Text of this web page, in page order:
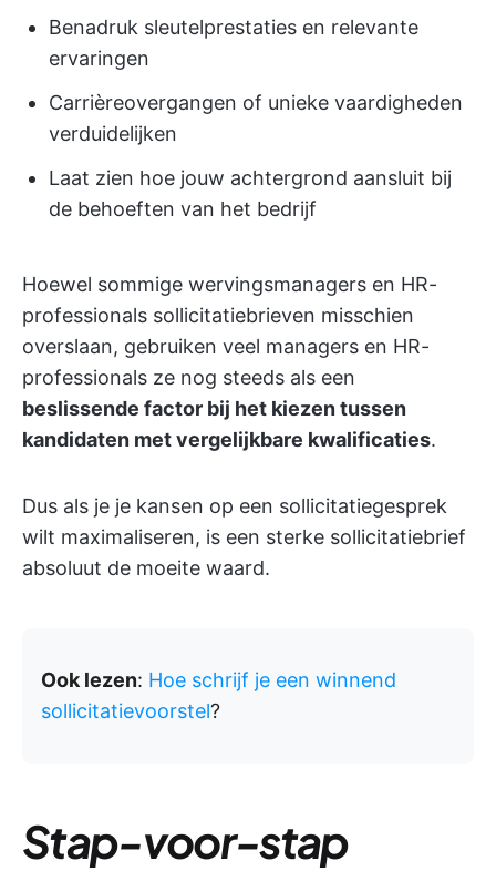
Benadruk sleutelprestaties en relevante
ervaringen
Carrièreovergangen of unieke vaardigheden
verduidelijken
Laat zien hoe jouw achtergrond aansluit bij
de behoeften van het bedrijf
Hoewel sommige wervingsmanagers en HR-
professionals sollicitatiebrieven misschien
overslaan, gebruiken veel managers en HR-
professionals ze nog steeds als een
beslissende factor bij het kiezen tussen
kandidaten met vergelijkbare kwalificaties.
Dus als je je kansen op een sollicitatiegesprek
wilt maximaliseren, is een sterke sollicitatiebrief
absoluut de moeite waard.
Ook lezen: Hoe schrijf je een winnend
sollicitatievoorstel?
Stap-voor-stap